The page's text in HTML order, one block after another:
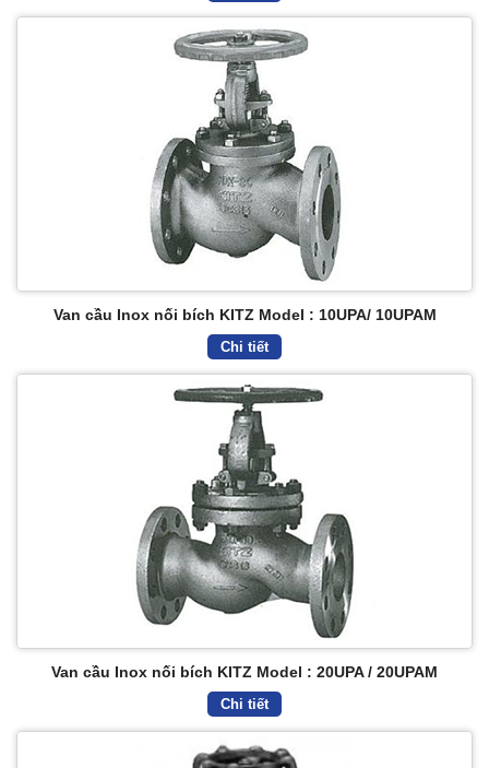
Van cầu Inox nối bích KITZ Model : 10UPA/ 10UPAM
Chi tiết
Van cầu Inox nối bích KITZ Model : 20UPA / 20UPAM
Chi tiết